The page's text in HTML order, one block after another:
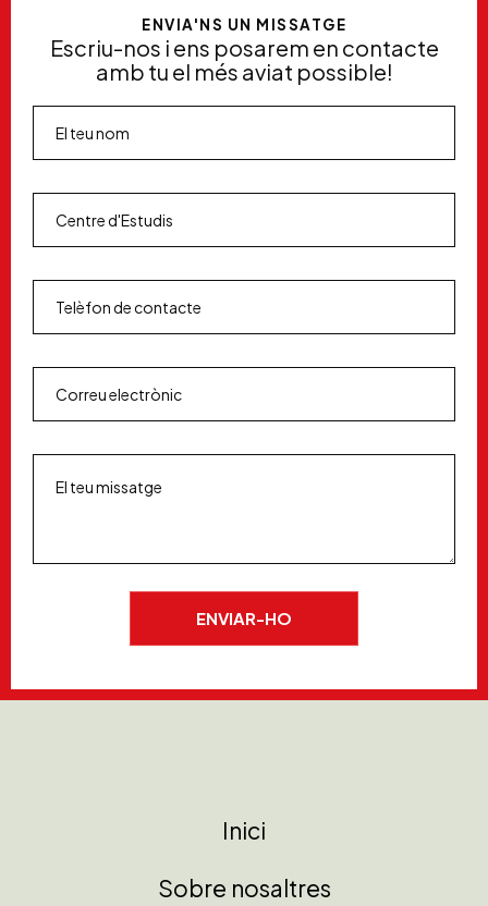
ENVIA'NS UN MISSATGE
Escriu-nos i ens posarem en contacte
amb tu el més aviat possible!
Inici
Sobre nosaltres